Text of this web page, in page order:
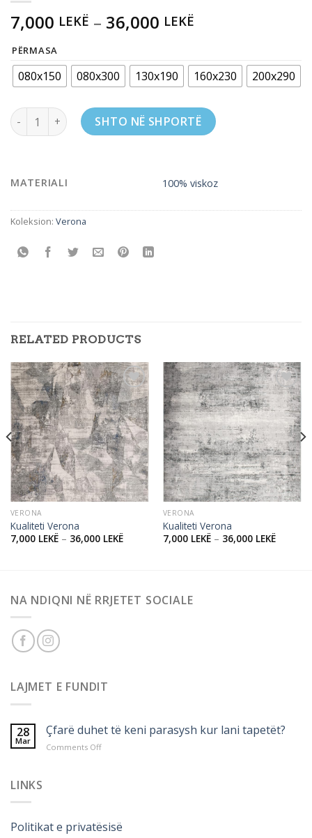
7,000 LEKË – 36,000 LEKË
PËRMASA
080x150 080x300 130x190 160x230 200x290
Kualiteti Verona quantitySHTO NË SHPORTË
MATERIALI 100% viskoz
Koleksion: Verona
RELATED PRODUCTS
Add to
wishlist
VERONA
Kualiteti Verona
7,000 LEKË– 36,000 LEKË
Add to
wishlist
VERONA
Kualiteti Verona
7,000 LEKË– 36,000 LEKË
NA NDIQNI NË RRJETET SOCIALE
LAJMET E FUNDIT
28
Mar
Çfarë duhet të keni parasysh kur lani tapetët?
Comments Offon
lani
LINKS
Politikat e privatësisë